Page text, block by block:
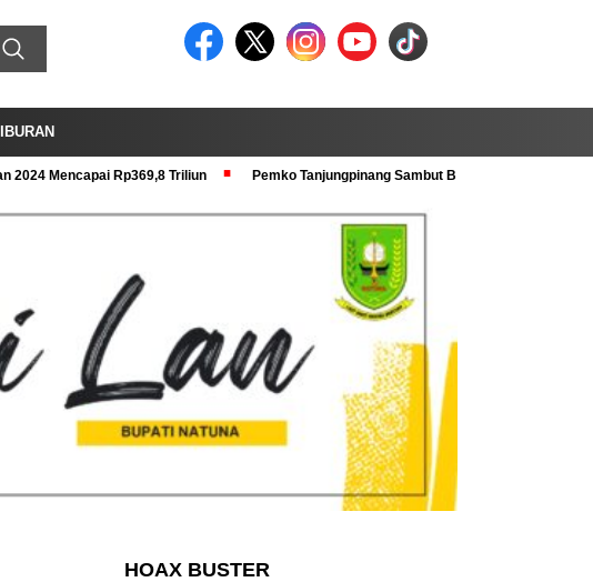
2024 Mencapai Rp369,8 Triliun Pemko Tanjungpinang Sambut Baik Pra Verval KRS
HOAX BUSTER